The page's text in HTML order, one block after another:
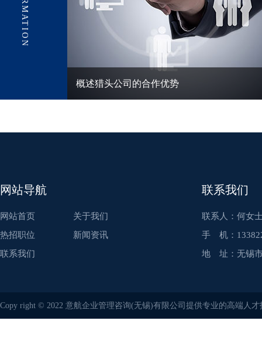
概述猎头公司的合作优势
网站导航
网站首页
关于我们
热招职位
新闻资讯
联系我们
联系我们
联系人：何女
手 机：
地 址：无锡市
Copy right © 2022 意航企业管理咨询(无锡)有限公司提供专业的高端人